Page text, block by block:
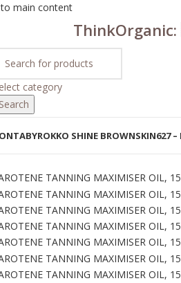
to main content
category
Search
BYROKKO SHINE BROWNSKIN627 –